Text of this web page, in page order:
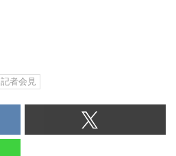
記者会見